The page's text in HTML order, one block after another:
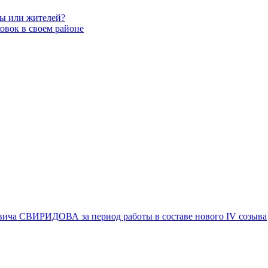
или жителей?
в своем районе
СВИРИДОВА за период работы в составе нового IV созыва